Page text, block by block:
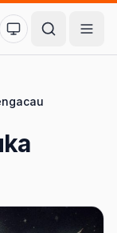
Ubah ke mode